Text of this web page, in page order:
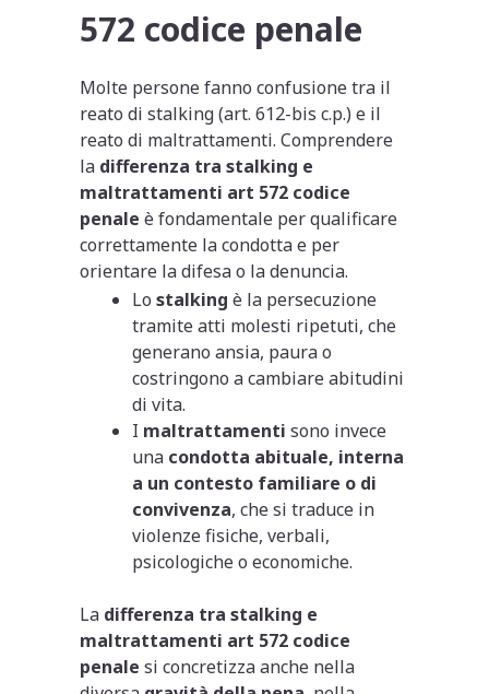
572 codice penale
Molte persone fanno confusione tra il
reato di stalking (art. 612-bis c.p.) e il
reato di maltrattamenti. Comprendere
la differenza tra stalking e
maltrattamenti art 572 codice
penale è fondamentale per qualificare
correttamente la condotta e per
orientare la difesa o la denuncia.
Lostalking è la persecuzione
tramite atti molesti ripetuti, che
generano ansia, paura o
costringono a cambiare abitudini
di vita.
I maltrattamenti sono invece
una condotta abituale, interna
a un contesto familiare o di
convivenza, che si traduce in
violenze fisiche, verbali,
psicologiche o economiche.
La differenza tra stalking e
maltrattamenti art 572 codice
penale si concretizza anche nella